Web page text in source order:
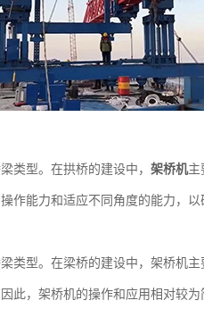
型。在拱桥的建设中， 架桥机主
作能力和适应不同角度的能力，以
型。在梁桥的建设中，架桥机主
此，架桥机的操作和应用相对较为